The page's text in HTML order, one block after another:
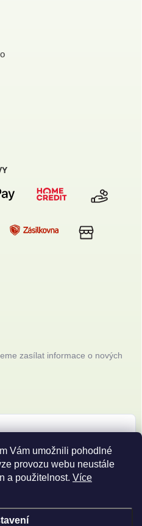
Vám umožnili pohodlné
provozu webu neustále
a použitelnost. Více
zasílat informace o nových
ochrany osobních údajů